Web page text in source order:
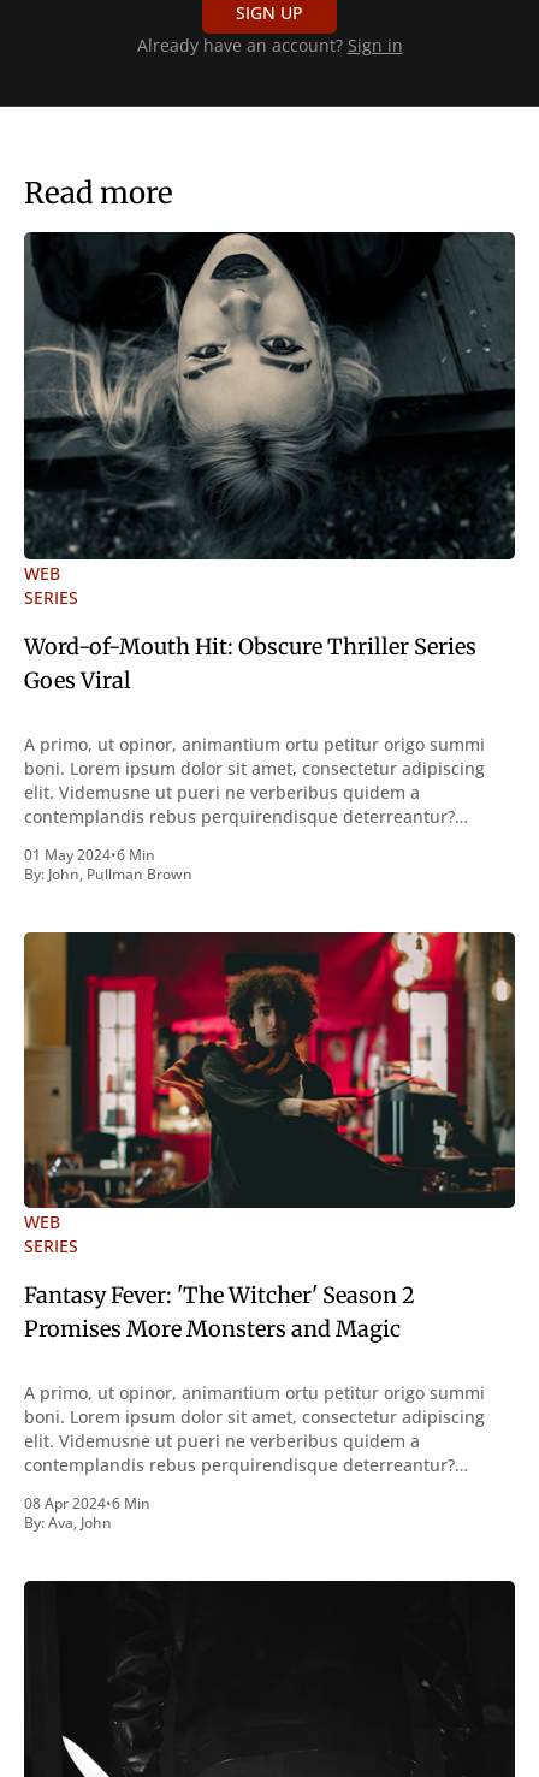
SIGN UP
Already have an account? Sign in
Read more
WEB
SERIES
Word-of-Mouth Hit: Obscure Thriller Series
Goes Viral
A primo, ut opinor, animantium ortu petitur origo summi
boni. Lorem ipsum dolor sit amet, consectetur adipiscing
elit. Videmusne ut pueri ne verberibus quidem a
contemplandis rebus perquirendisque deterreantur?
inveniri verbum potest quod magis idem declaret Latine,
quod Graece, quam declarat voluptas. Duo
01 May 2024•6 Min
By: John, Pullman Brown
WEB
SERIES
Fantasy Fever: 'The Witcher' Season 2
Promises More Monsters and Magic
A primo, ut opinor, animantium ortu petitur origo summi
boni. Lorem ipsum dolor sit amet, consectetur adipiscing
elit. Videmusne ut pueri ne verberibus quidem a
contemplandis rebus perquirendisque deterreantur?
inveniri verbum potest quod magis idem declaret Latine,
quod Graece, quam declarat voluptas. Duo
08 Apr 2024•6 Min
By:Ava, John